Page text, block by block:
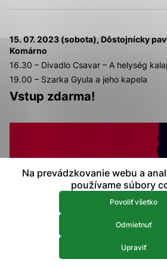
15. 07. 2023 (sobota), Dôstojnícky
Komárno
16.30 – Divadlo Csavar – A helység
19.00 – Szarka Gyula a jeho kapela
Vstup zdarma!
Na prevádzkovanie webu a
používame súbory
Povoliť všetko
Odmietnuť
Upraviť
prístup k zabezpečeným oblastiam
Analytické cookies
Analytické cookies pomáhajú
pochopiť, ako návštevníci stránok
mohol stránky optimalizovať a
Povoliť všetko
Uložiť nastavenia
Viac informácií